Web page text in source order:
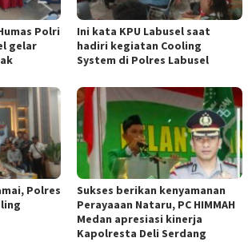
Polri
gelar
Ini kata KPU Labusel saat
hadiri kegiatan Cooling
System di Polres Labusel
Polres
Sukses berikan kenyamanan
Perayaaan Nataru, PC HIMMAH
Medan apresiasi kinerja
Kapolresta Deli Serdang